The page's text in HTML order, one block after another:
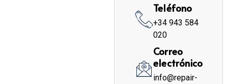
Teléfono
+34 943 584
020
Correo
electrónico
info@repair-